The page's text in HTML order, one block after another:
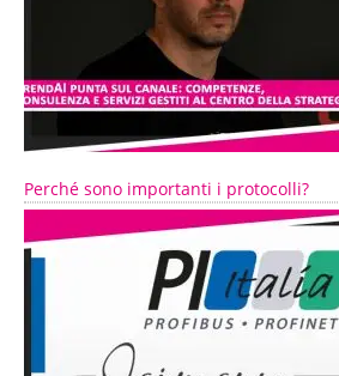
Perché sono importanti i protocolli?